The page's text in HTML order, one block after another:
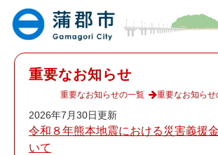
重要なお知らせ
2026年7月30日更新
令和８年熊本地震における災害義援
いて
重要なお知らせの一覧 重要なお知らせ